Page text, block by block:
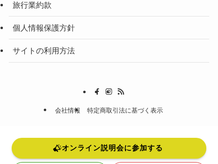
旅行業約款
個人情報保護方針
サイトの利用方法
会社情報 特定商取引法に基づく表示
オンライン説明会に参加する